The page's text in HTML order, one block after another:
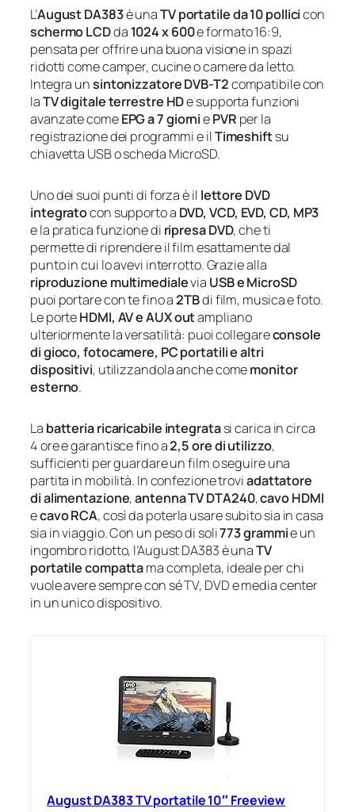
L’August DA383è unaTV portatile da 10 pollicicon
schermo LCDda 1024 x 600e formato 16:9,
pensata per offrire una buona visione in spazi
ridotti come camper, cucine o camere da letto.
Integra unsintonizzatore DVB-T2compatibile con
laTV digitale terrestre HDe supporta funzioni
avanzate comeEPG a 7 giorniePVR per la
registrazione dei programmi e ilTimeshiftsu
chiavetta USB o scheda MicroSD.
Uno dei suoi punti di forza è il lettore DVD
integratocon supporto a DVD, VCD, EVD, CD, MP3
e la pratica funzione di ripresa DVD, che ti
permette di riprendere il film esattamente dal
punto in cui lo avevi interrotto. Grazie alla
riproduzione multimedialevia USB e MicroSD
puoi portare con te fino a2TBdi film, musica e foto.
Le porteHDMI, AV e AUX outampliano
ulteriormente la versatilità: puoi collegareconsole
di gioco, fotocamere, PC portatili e altri
dispositivi, utilizzandola anche comemonitor
esterno.
La batteria ricaricabile integratasi carica in circa
4 ore e garantisce fino a2,5 ore di utilizzo,
sufficienti per guardare un film o seguire una
partita in mobilità. In confezione troviadattatore
di alimentazione,antenna TV DTA240,cavo HDMI
ecavo RCA, così da poterla usare subito sia in casa
sia in viaggio. Con un peso di soli773 grammie un
ingombro ridotto, l’August DA383 è unaTV
portatile compattama completa, ideale per chi
vuole avere sempre con sé TV, DVD e media center
in un unico dispositivo.
August DA383 TV portatile 10″ Freeview